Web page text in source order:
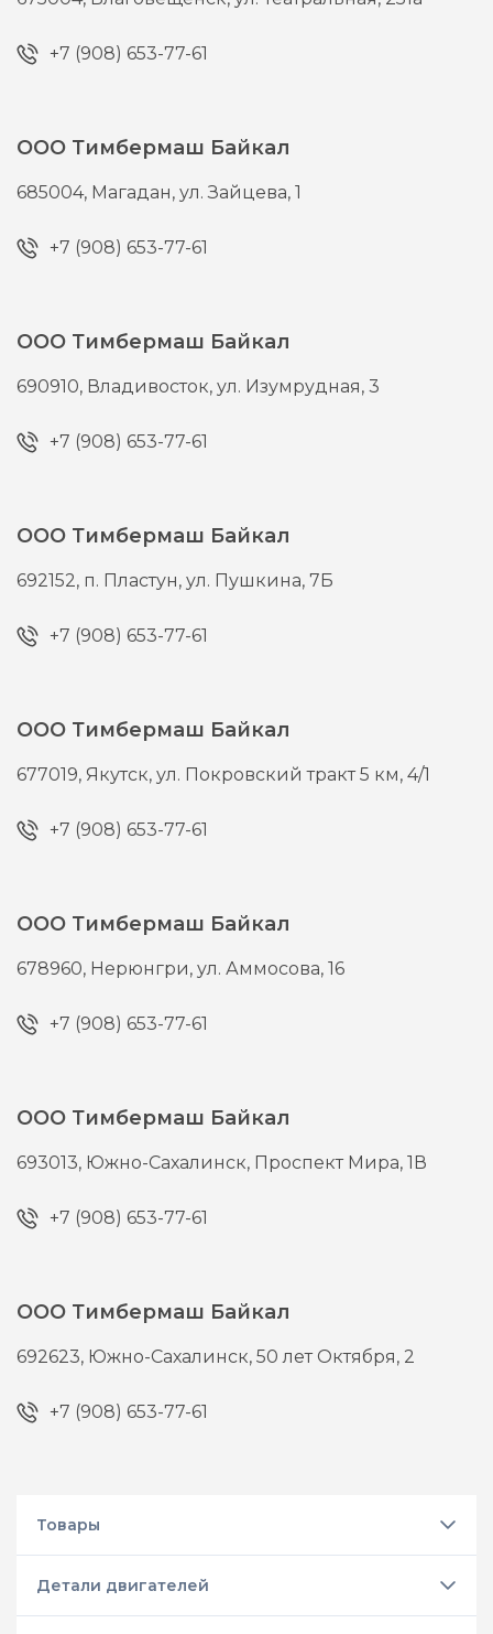
+7 (908) 653-77-61
ООО Тимбермаш Байкал
685004, Магадан,ул. Зайцева, 1
+7 (908) 653-77-61
ООО Тимбермаш Байкал
690910, Владивосток,ул. Изумрудная, 3
+7 (908) 653-77-61
ООО Тимбермаш Байкал
692152, п. Пластун,ул. Пушкина, 7Б
+7 (908) 653-77-61
ООО Тимбермаш Байкал
677019, Якутск,ул. Покровский тракт 5 км, 4/1
+7 (908) 653-77-61
ООО Тимбермаш Байкал
678960, Нерюнгри,ул. Аммосова, 16
+7 (908) 653-77-61
ООО Тимбермаш Байкал
693013, Южно-Сахалинск, Проспект Мира, 1В
+7 (908) 653-77-61
ООО Тимбермаш Байкал
692623, Южно-Сахалинск,50 лет Октября, 2
+7 (908) 653-77-61
Товары
Детали двигателей